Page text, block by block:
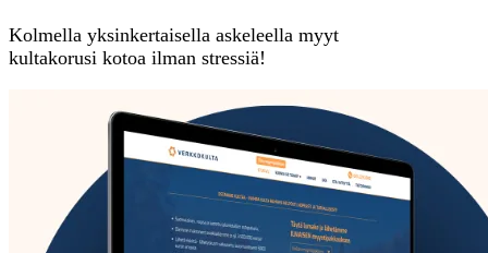
Kolmella yksinkertaisella askeleella myyt
kultakorusi kotoa ilman stressiä!